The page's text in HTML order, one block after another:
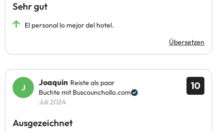
Sehr gut
El personal lo mejor del hotel.
Übersetzen
10
Joaquin Reiste als paar
Buchte mit Buscounchollo.com
Juli 2024
Ausgezeichnet